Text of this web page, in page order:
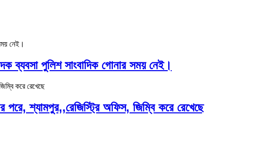
ব্যবসা পুলিশ সাংবাদিক গোনার সময় নেই।
পরে, শ্যামপুর,,রেজিস্ট্রি অফিস, জিম্বি করে রেখেছে